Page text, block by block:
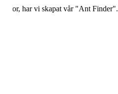
har vi skapat vår "Ant Finder".